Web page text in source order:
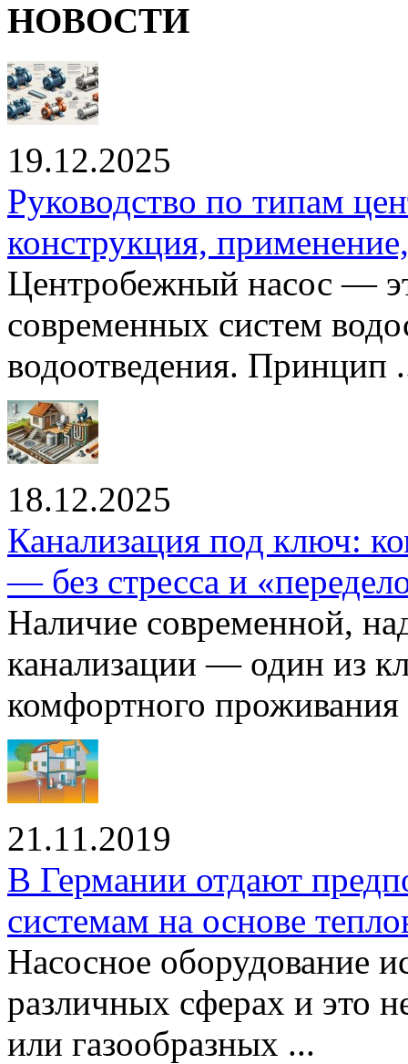
НОВОСТИ
19.12.2025
Руководство по типам
конструкция,
Центробежный насос —
современных систем
водоотведения. Принцип
18.12.2025
Канализация под ключ:
— без стресса и
Наличие современной,
канализации — один из
комфортного проживания
21.11.2019
В Германии отдают
системам на основе
Насосное оборудование
различных сферах и это
или газообразных ...